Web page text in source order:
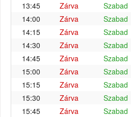
13:45
Zárva Szabad
14:00
Zárva Szabad
14:15
Zárva Szabad
14:30
Zárva Szabad
14:45
Zárva Szabad
15:00
Zárva Szabad
15:15
Zárva Szabad
15:30
Zárva Szabad
15:45
Zárva Szabad